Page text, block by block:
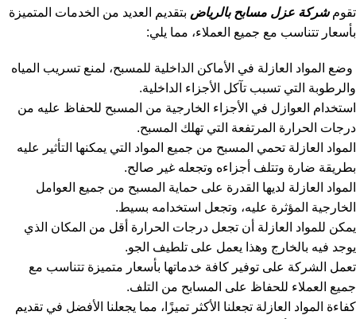
تقومشركة عزل مسابح بالرياض بتقديم العديد من الخدمات المتميزة
بأسعار تتناسب مع جميع العملاء، مما يلي:
وضع المواد العازلة في الأماكن الداخلية للمسبح، لمنع تسريب المياه
والرطوبة التي تسبب تآكل الأجزاء الداخلية.
استخدام العوازل في الأجزاء الخارجية من المسبح للحفاظ عليه من
درجات الحرارة المرتفعة التي تهلك المسبح.
المواد العازلة تحمي المسبح من جميع المواد التي يمكنها التأثير عليه
بطريقة ضارة وتتلف أجزاءه وتجعله غير صالح.
المواد العازلة لديها القدرة على حماية المسبح من جميع العوامل
الخارجية المؤثرة عليه، وتجعل استخدامه بسيط.
يمكن للمواد العازلة أن تجعل درجات الحرارة أقل من المكان الذي
يوجد فيه بالخارج وهذا يعمل على تلطيف الجو.
تعمل الشركة على توفير كافة خدماتها بأسعار متميزة تتناسب مع
جميع العملاء للحفاظ على المسابح من التلف.
كفاءة المواد العازلة تجعلنا الأكثر تميزًا، مما يجعلنا الأفضل في تقديم